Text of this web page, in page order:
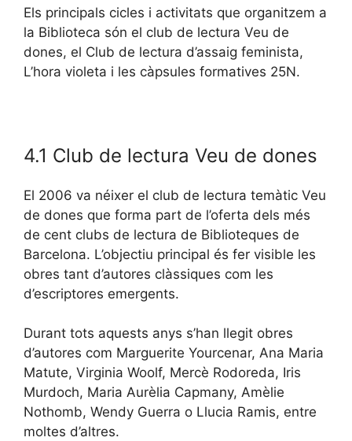
Els principals cicles i activitats que organitzem a
la Biblioteca són el club de lectura Veu de
dones, el Club de lectura d’assaig feminista,
L’hora violeta i les càpsules formatives 25N.
4.1 Club de lectura Veu de dones
El 2006 va néixer el club de lectura temàtic Veu
de dones que forma part de l’oferta dels més
de cent clubs de lectura de Biblioteques de
Barcelona. L’objectiu principal és fer visible les
obres tant d’autores clàssiques com les
d’escriptores emergents.
Durant tots aquests anys s’han llegit obres
d’autores com Marguerite Yourcenar, Ana Maria
Matute, Virginia Woolf, Mercè Rodoreda, Iris
Murdoch, Maria Aurèlia Capmany, Amèlie
Nothomb, Wendy Guerra o Llucia Ramis, entre
moltes d’altres.